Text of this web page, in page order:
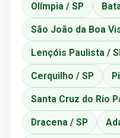
Olímpia / SP
São João da Boa
Lençóis Paulista /
Cerquilho / SP
Santa Cruz do Rio
Dracena / SP